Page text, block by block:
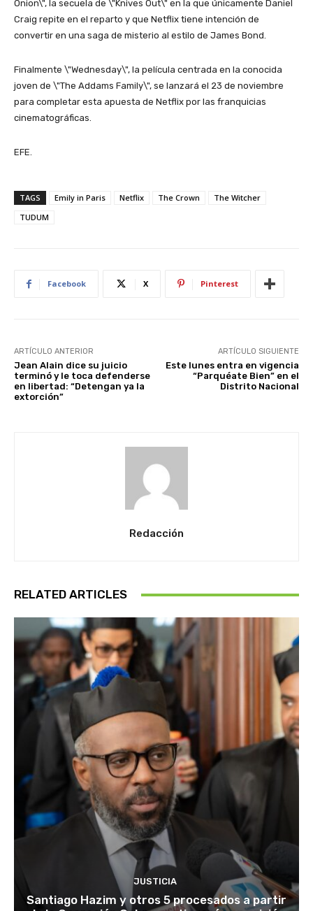
Onion\", la secuela de \"Knives Out\" en la que únicamente Daniel
Craig repite en el reparto y que Netflix tiene intención de
convertir en una saga de misterio al estilo de James Bond.
Finalmente \"Wednesday\", la película centrada en la conocida
joven de \"The Addams Family\", se lanzará el 23 de noviembre
para completar esta apuesta de Netflix por las franquicias
cinematográficas.
EFE.
TAGS Emily in Paris Netflix The Crown
The Witcher
TUDUM
Facebook X Pinterest
ARTÍCULO ANTERIOR
Jean Alain dice su juicio
terminó y le toca defenderse
en libertad: “Detengan ya la
extorción”
ARTÍCULO SIGUIENTE
Este lunes entra en vigencia
“Parquéate Bien” en el
Distrito Nacional
Redacción
RELATED ARTICLES
JUSTICIA
Santiago Hazim y otros 5 procesados a partir